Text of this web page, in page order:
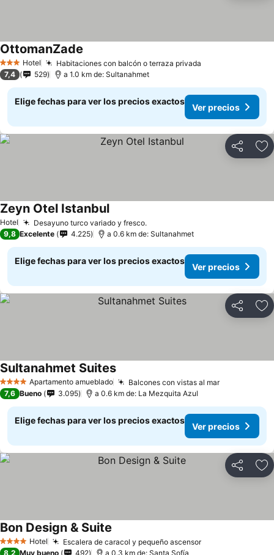
3 Estrellas
Hotel Habitaciones con balcón o terraza privada
OttomanZade
7,4 529 a 1.0 km de: Sultanahmet
Elige fechas para ver los precios exactos
Ver precios
Compartir
Hotel Desayuno turco variado y fresco.
Zeyn Otel Istanbul
9,8 Excelente 4.225 a 0.6 km de: Sultanahmet
Elige fechas para ver los precios exactos
Ver precios
Compartir
4 EstrellasApartamento amueblado Balcones con vistas al mar
Sultanahmet Suites
7,6 Bueno 3.095 a 0.6 km de: La Mezquita Azul
Elige fechas para ver los precios exactos
Ver precios
Compartir
4 EstrellasHotel Escalera de caracol y pequeño ascensor
Bon Design & Suite
8,2 Muy bueno 492 a 0.3 km de: Santa Sofía